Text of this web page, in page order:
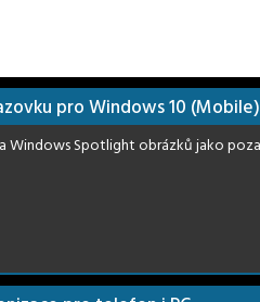
pro Windows 10 (Mobile)
Windows Spotlight obrázků jako